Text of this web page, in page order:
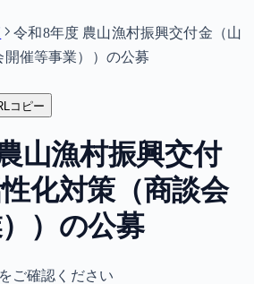
令和8年度 農山漁村振興交付金（山
催等事業））の公募
コピー
山漁村振興交付
化対策（商談会
）の公募
ご確認ください